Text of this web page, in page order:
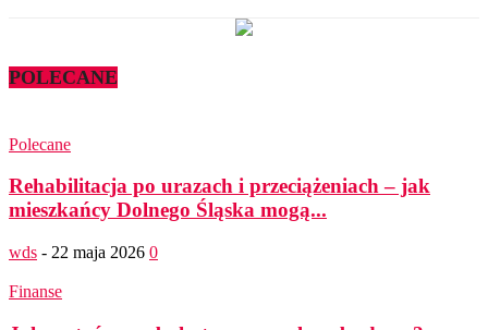
POLECANE
Polecane
Rehabilitacja po urazach i przeciążeniach – jak
mieszkańcy Dolnego Śląska mogą...
wds - 22 maja 2026 0
Finanse